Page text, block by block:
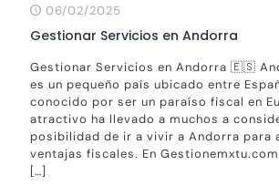
06/02/2025
Gestionar Servicios en Andorra
Gestionar Servicios en Andorra 🇪🇸
es un pequeño país ubicado entre
conocido por ser un paraíso fiscal en
atractivo ha llevado a muchos a
posibilidad de ir a vivir a Andorra para
ventajas fiscales. En
[…]